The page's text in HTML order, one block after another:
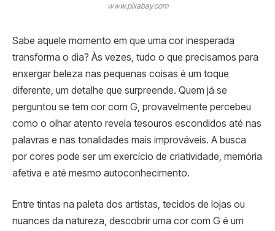
www.pixabay.com
Sabe aquele momento em que uma cor inesperada
transforma o dia? Às vezes, tudo o que precisamos para
enxergar beleza nas pequenas coisas é um toque
diferente, um detalhe que surpreende. Quem já se
perguntou se tem cor com G, provavelmente percebeu
como o olhar atento revela tesouros escondidos até nas
palavras e nas tonalidades mais improváveis. A busca
por cores pode ser um exercício de criatividade, memória
afetiva e até mesmo autoconhecimento.
Entre tintas na paleta dos artistas, tecidos de lojas ou
nuances da natureza, descobrir uma cor com G é um